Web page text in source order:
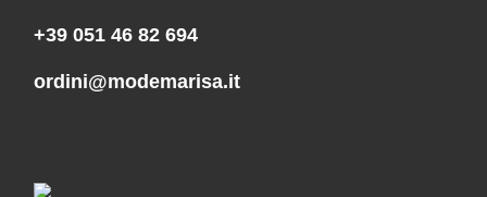
+39 051 46 82 694
ordini@modemarisa.it